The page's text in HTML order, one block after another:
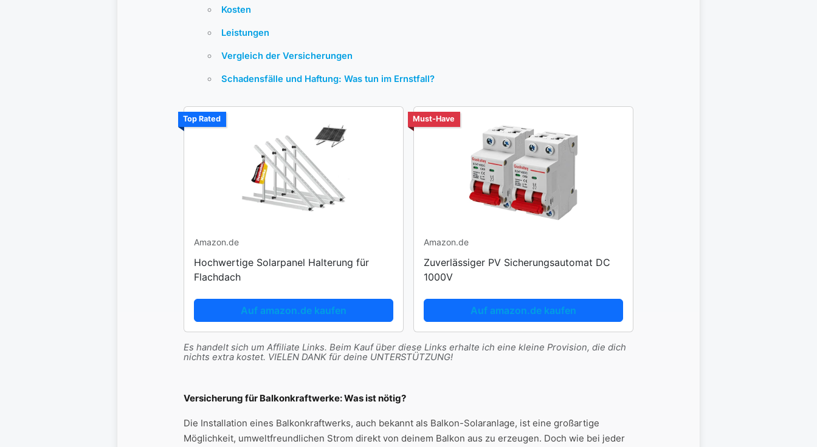
Kosten
Leistungen
Vergleich‍ der Versicherungen
Schadensfälle und ‌Haftung: Was tun ‌im Ernstfall?
Top Rated
Amazon.de
Hochwertige Solarpanel Halterung für
Flachdach
Auf amazon.de kaufen
Must-Have
Amazon.de
Zuverlässiger PV Sicherungsautomat DC
1000V
Auf amazon.de kaufen
Es handelt sich um Affiliate Links. Beim Kauf über diese Links erhalte ich eine kleine Provision, die dich
nichts extra kostet. VIELEN DANK für deine UNTERSTÜTZUNG!
Versicherung⁣ für Balkonkraftwerke: Was ist nötig?
Die Installation eines Balkonkraftwerks, ⁣auch bekannt als Balkon-Solaranlage, ist eine ​großartige‍
Möglichkeit,‌ umweltfreundlichen ⁢Strom direkt ‌von ⁤deinem Balkon aus zu ⁣erzeugen. Doch⁣ wie bei jeder⁢